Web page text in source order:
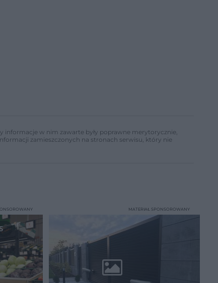
informacje w nim zawarte były poprawne merytorycznie,
zamieszczonych na stronach serwisu, który nie
MATERIAŁ SPONSOROWANY